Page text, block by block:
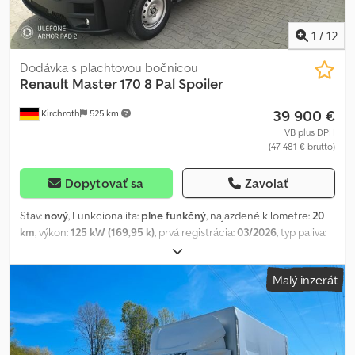
invitation to submit an offer.
Mladen Ilic
1 / 12
Kirchroth 525 km
Dodávka s plachtovou bočnicou
Renault Master 170 8 Pal Spoiler
39 900 €
VB plus DPH
(47 481 € brutto)
Dopytovať sa Zavolať
Stav: nový, Funkcionalita: plne funkčný, najazdené kilometre:20
km, výkon:125 kW (169,95 k), prvá registrácia:03/2026, typ paliva:
2 400 kg
nákladu:1 100 kg, celková hmotnosť:3 500 kg, veľkosť
, stav pneumatík: 100 percento, rázvor
4 215 mm , ďalšia kontrola (TÜV): 03/2028, palivo:
kapacita palivovej nádrže:80 l, farba:sivý, typ prevodu:
mechanický, počet prevodových stupňov:6 , emisná trieda:
6, zavesenie:oceľ, počet sedadiel:3, objem nakladacieho
Malý inzerát